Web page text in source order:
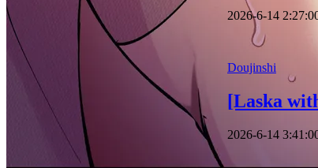
2026-6-14
Doujinshi
[Laska
2026-6-14